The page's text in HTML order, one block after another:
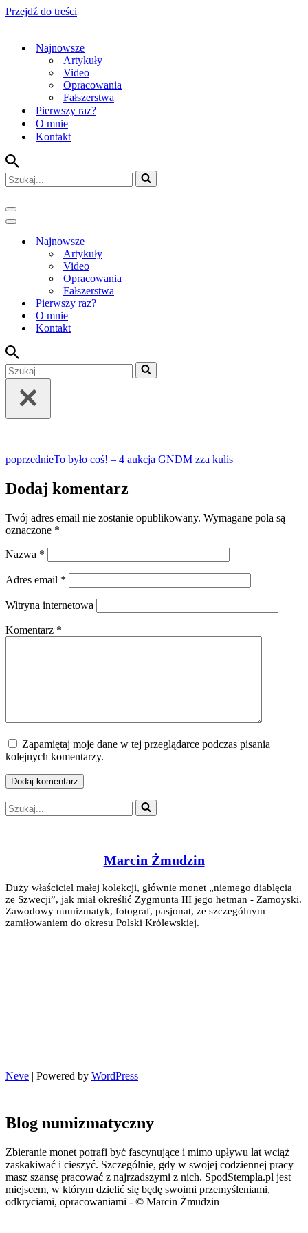
Przejdź do treści
Najnowsze
Artykuły
Video
Opracowania
Fałszerstwa
Pierwszy raz?
O mnie
Kontakt
Szukaj...
Menu
nawigacji
Menu
nawigacjiNajnowsze
Artykuły
Video
Opracowania
Fałszerstwa
Pierwszy raz?
O mnie
Kontakt
Szukaj...
poprzednieTo było coś! – 4 aukcja GNDM zza kulis
Dodaj komentarz
Twój adres email nie zostanie opublikowany. Wymagane pola są
oznaczone *
Nazwa *
Adres email *
Witryna internetowa
Komentarz *
Zapamiętaj moje dane w tej przeglądarce podczas pisania
kolejnych komentarzy.
Szukaj...
Marcin Żmudzin
Duży właściciel małej kolekcji, głównie monet „niemego diablęcia
ze Szwecji”, jak miał określić Zygmunta III jego hetman - Zamoyski.
Zawodowy numizmatyk, fotograf, pasjonat, ze szczególnym
zamiłowaniem do okresu Polski Królewskiej.
Neve | Powered by WordPress
Blog numizmatyczny
Zbieranie monet potrafi być fascynujące i mimo upływu lat wciąż
zaskakiwać i cieszyć. Szczególnie, gdy w swojej codziennej pracy
masz szansę pracować z najrzadszymi z nich. SpodStempla.pl jest
miejscem, w którym dzielić się będę swoimi przemyśleniami,
odkryciami, opracowaniami - © Marcin Żmudzin